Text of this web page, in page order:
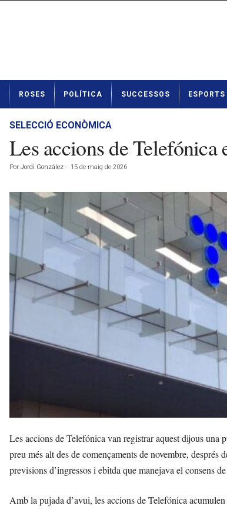
t
ROSES POLÍTICA SUCCESSOS ESPORTS
SELECCIÓ ECONÒMICA
Les accions de Telefónica
Por Jordi González - 15 de maig de 2026
Les accions de Telefónica van registrar aquest dijous una
preu més alt des de començaments de novembre,
previsions d’ingressos i ebitda que manejava el consens
Amb la pujada d’avui, les accions de Telefónica